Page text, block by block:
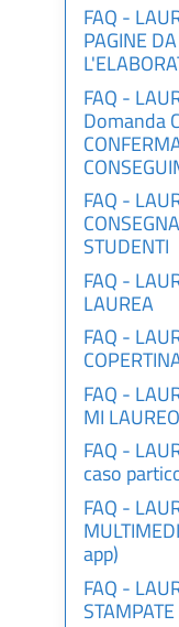
FAQ -
PAGINE
FAQ -
Domanda
FAQ -
STUDENTI
FAQ -
LAUREA
FAQ -
FAQ -
MI
FAQ -
caso
FAQ -
app)
FAQ -